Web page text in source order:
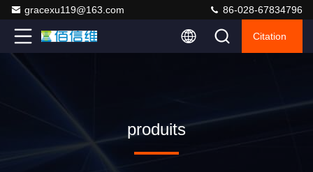
gracexu119@163.com 86-028-67834796
Citation
produits